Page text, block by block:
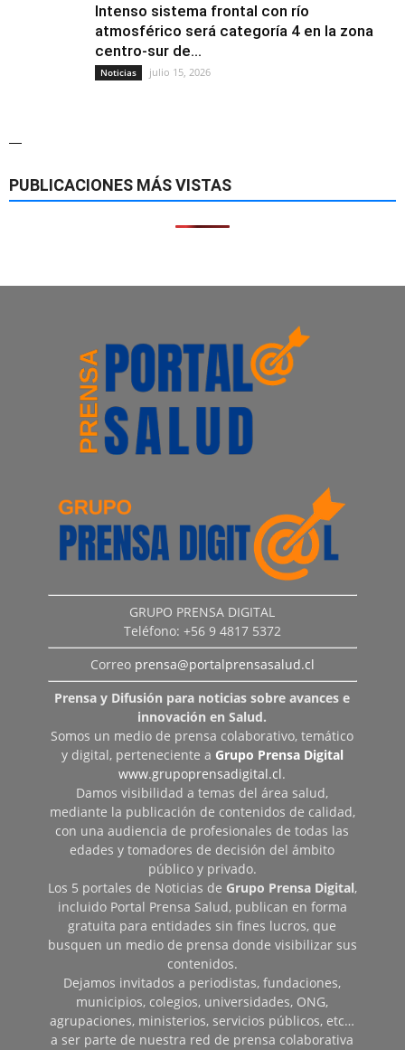
Intenso sistema frontal con río
atmosférico será categoría 4 en la zona
centro-sur de...
Noticias julio 15, 2026
—
PUBLICACIONES MÁS VISTAS
GRUPO PRENSA DIGITAL
Teléfono: +56 9 4817 5372
Correo prensa@portalprensasalud.cl
Prensa y Difusión para noticias sobre avances e
innovación en Salud.
Somos un medio de prensa colaborativo, temático
y digital, perteneciente a Grupo Prensa Digital
www.grupoprensadigital.cl.
Damos visibilidad a temas del área salud,
mediante la publicación de contenidos de calidad,
con una audiencia de profesionales de todas las
edades y tomadores de decisión del ámbito
público y privado.
Los 5 portales de Noticias de Grupo Prensa Digital,
incluido Portal Prensa Salud, publican en forma
gratuita para entidades sin fines lucros, que
busquen un medio de prensa donde visibilizar sus
contenidos.
Dejamos invitados a periodistas, fundaciones,
municipios, colegios, universidades, ONG,
agrupaciones, ministerios, servicios públicos, etc…
a ser parte de nuestra red de prensa colaborativa